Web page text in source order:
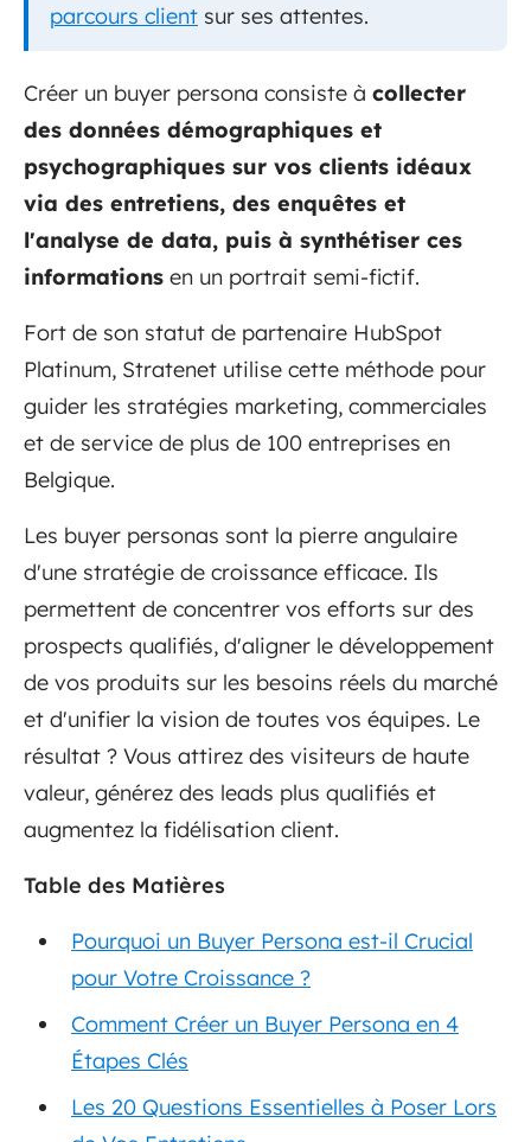
parcours client sur ses attentes.
Créer un buyer persona consiste à collecter
des données démographiques et
psychographiques sur vos clients idéaux
via des entretiens, des enquêtes et
l'analyse de data, puis à synthétiser ces
informations en un portrait semi-fictif.
Fort de son statut de partenaire HubSpot
Platinum, Stratenet utilise cette méthode pour
guider les stratégies marketing, commerciales
et de service de plus de 100 entreprises en
Belgique.
Les buyer personas sont la pierre angulaire
d'une stratégie de croissance efficace. Ils
permettent de concentrer vos efforts sur des
prospects qualifiés, d'aligner le développement
de vos produits sur les besoins réels du marché
et d'unifier la vision de toutes vos équipes. Le
résultat ? Vous attirez des visiteurs de haute
valeur, générez des leads plus qualifiés et
augmentez la fidélisation client.
Table des Matières
Pourquoi un Buyer Persona est-il Crucial
pour Votre Croissance ?
Comment Créer un Buyer Persona en 4
Étapes Clés
Les 20 Questions Essentielles à Poser Lors